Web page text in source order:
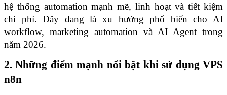
hệ thống automation mạnh mẽ, linh hoạt và tiết kiệm
chi phí. Đây đang là xu hướng phổ biến cho AI
workflow, marketing automation và AI Agent trong
năm 2026.
2. Những điểm mạnh nổi bật khi sử dụng VPS
n8n